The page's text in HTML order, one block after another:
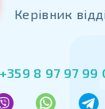
Керівник
+359 8 97 97 99